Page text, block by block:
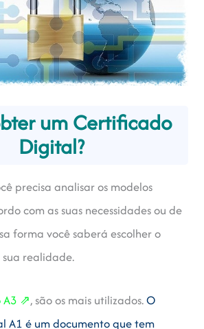
um Certificado
Digital?
precisa analisar os modelos
com as suas necessidades ou de
forma você saberá escolher o
realidade.
A3 ⇗, são os mais utilizados.O
A1 é um documento que tem